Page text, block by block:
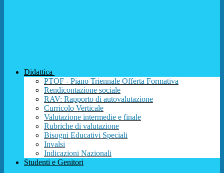
Didattica
PTOF - Piano Triennale Offerta Formativa
Rendicontazione sociale
RAV: Rapporto di autovalutazione
Curricolo Verticale
Valutazione intermedie e finale
Rubriche di valutazione
Bisogni Educativi Speciali
Invalsi
Indicazioni Nazionali
Studenti e Genitori